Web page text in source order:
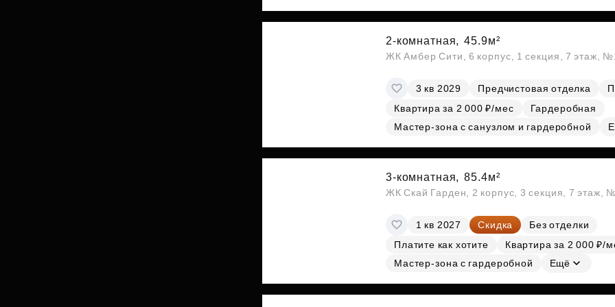
2-комнатная, 45.9м²
ЖК Амбер Сити, 6 корпус, 1 секция, 7 этаж,
3 кв 2029 Предчистовая отделка
Квартира за 2 000 ₽/мес
Гардеробная
Мастер-зона с санузлом и гардеробной
3-комнатная, 85.4м²
ЖК Скай Гарден, 2 корпус, 3 секция, 7 этаж,
1 кв 2027 Скидка
Без отделки
Платите как хотите
Квартира за 2 000 ₽/
Мастер-зона с гардеробной
Ещё